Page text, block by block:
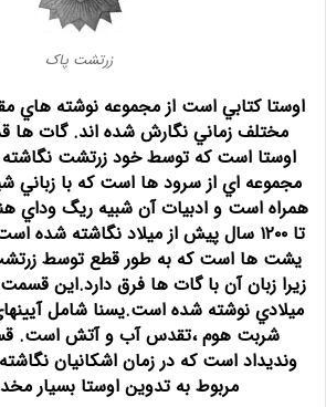
زرتشت پاک
اوستا كتابي است از مجموعه نوشته هاي
مختلف زماني نگارش شده اند. گات ها
اوستا است كه توسط خود زرتشت
مجموعه اي از سرود ها است كه با زباني
تا ۱۲۰۰ سال پيش از ميلاد نگاشته
يشت ها است كه به طور قطع توسط
زيرا زبان آن با گات ها فرق دارد.اين
ميلادي نوشته شده است.يسنا شامل
شربت هوم ،تقدس آب و آتش است.
ونديداد است كه در زمان اشكانيان
مربوط به تدوين اوستا بسيار